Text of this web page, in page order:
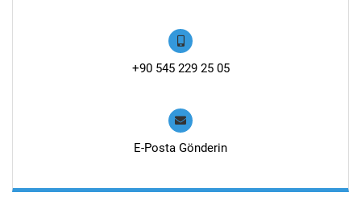
+90 545 229 25 05
E-Posta Gönderin